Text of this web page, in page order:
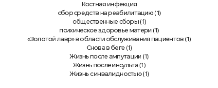
Костная инфекция
сбор средств на реабилитацию (1)
общественные сборы (1)
психическое здоровье матери (1)
«Золотой лавр» в области обслуживания пациентов (1)
Снова в беге (1)
Жизнь после ампутации (1)
Жизнь после инсульта(1)
Жизнь с инвалидностью (1)